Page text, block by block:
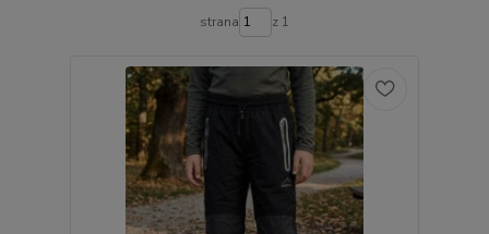
strana z 1